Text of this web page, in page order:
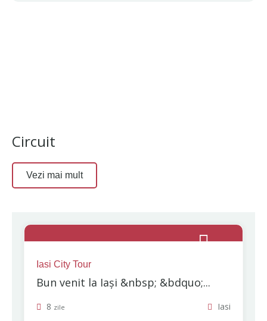
Circuit
Vezi mai mult
Iasi City Tour
Bun venit la Iași &nbsp; &bdquo;...
8 zile Iasi